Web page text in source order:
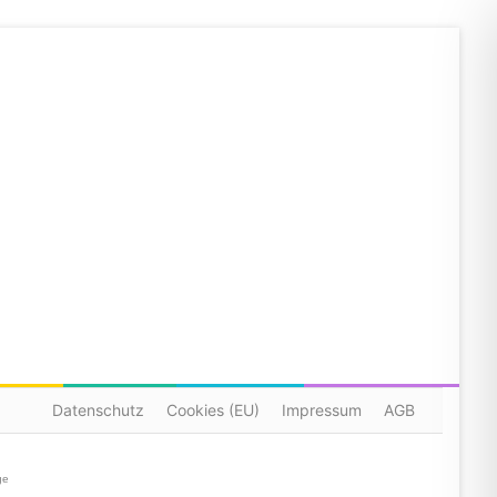
Datenschutz Cookies (EU) Impressum AGB